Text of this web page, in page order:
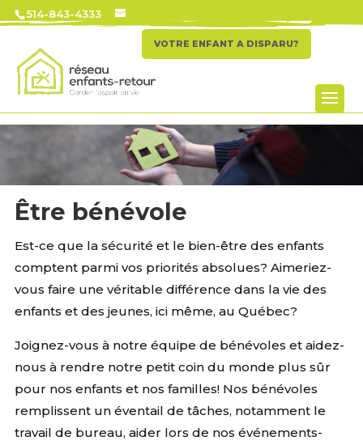
514-843-4333
VOTRE ENFANT A DISPARU?
Être bénévole
Est-ce que la sécurité et le bien-être des enfants
comptent parmi vos priorités absolues? Aimeriez-
vous faire une véritable différence dans la vie des
enfants et des jeunes, ici même, au Québec?
Joignez-vous à notre équipe de bénévoles et aidez-
nous à rendre notre petit coin du monde plus sûr
pour nos enfants et nos familles! Nos bénévoles
remplissent un éventail de tâches, notamment le
travail de bureau, aider lors de nos événements-